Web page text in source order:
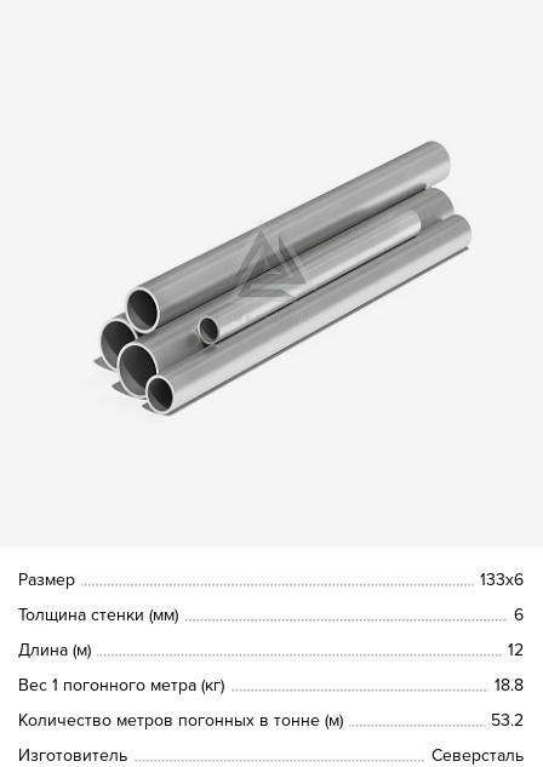
Размер
133х6
Толщина стенки (мм)
6
Длина (м)
12
Вес 1 погонного метра (кг)
18.8
Количество метров погонных в тонне (м)
53.2
Изготовитель
Северсталь